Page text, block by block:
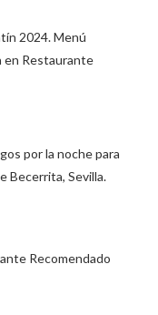
2024. Menú
en Restaurante
por la noche para
Becerrita, Sevilla.
Recomendado